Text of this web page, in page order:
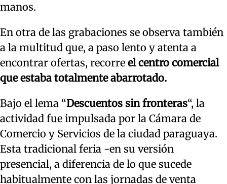
manos.
En otra de las grabaciones se observa también
a la multitud que, a paso lento y atenta a
encontrar ofertas, recorre el centro comercial
que estaba totalmente abarrotado.
Bajo el lema “Descuentos sin fronteras“, la
actividad fue impulsada por la Cámara de
Comercio y Servicios de la ciudad paraguaya.
Esta tradicional feria -en su versión
presencial, a diferencia de lo que sucede
habitualmente con las jornadas de venta